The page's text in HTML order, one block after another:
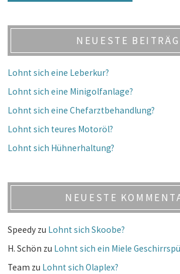
NEUESTE
Lohnt sich eine Leberkur?
Lohnt sich eine Minigolfanlage?
Lohnt sich eine Chefarztbehandlung?
Lohnt sich teures Motoröl?
Lohnt sich Hühnerhaltung?
NEUESTE
Speedy zu Lohnt sich Skoobe?
H. Schön zu Lohnt sich ein Miele
Team zu Lohnt sich Olaplex?